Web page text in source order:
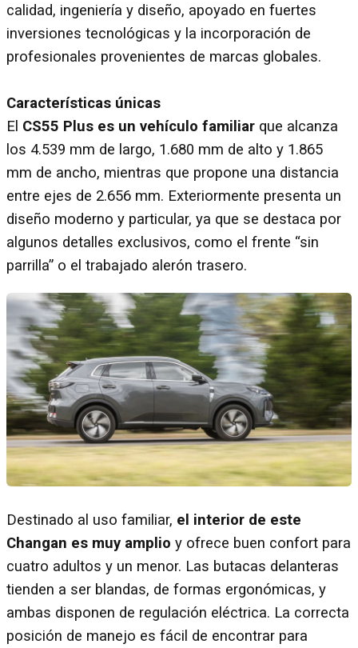
calidad, ingeniería y diseño, apoyado en fuertes
inversiones tecnológicas y la incorporación de
profesionales provenientes de marcas globales.
Características únicas
El CS55 Plus es un vehículo familiar que alcanza
los 4.539 mm de largo, 1.680 mm de alto y 1.865
mm de ancho, mientras que propone una distancia
entre ejes de 2.656 mm. Exteriormente presenta un
diseño moderno y particular, ya que se destaca por
algunos detalles exclusivos, como el frente “sin
parrilla” o el trabajado alerón trasero.
Destinado al uso familiar, el interior de este
Changan es muy amplio y ofrece buen confort para
cuatro adultos y un menor. Las butacas delanteras
tienden a ser blandas, de formas ergonómicas, y
ambas disponen de regulación eléctrica. La correcta
posición de manejo es fácil de encontrar para